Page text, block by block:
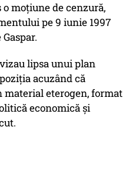
o moțiune de cenzură,
pe 9 iunie 1997
lipsa unui plan
acuzând că
material eterogen, format
economică și